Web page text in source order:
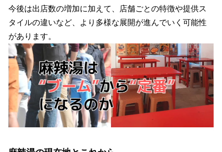
今後は出店数の増加に加えて、店舗ごとの特徴や提供ス
タイルの違いなど、より多様な展開が進んでいく可能性
があります。